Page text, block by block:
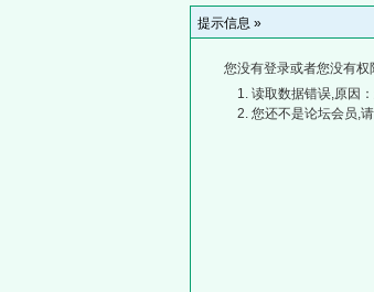
提示信息 »
您没有登录或者您没有
读取数据错误,原因
您还不是论坛会员,